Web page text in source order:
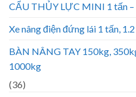
CẨU THỦY LỰC MINI 1 tấn –
Xe nâng điện đứng lái 1 tấn,
BÀN NÂNG TAY 150kg,
1000kg
(36)